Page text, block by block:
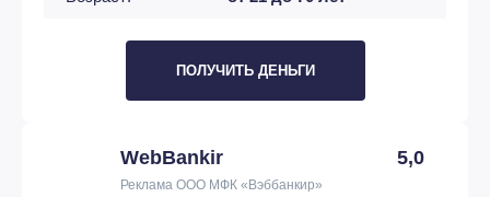
ПОЛУЧИТЬ ДЕНЬГИ
WebBankir 5,0
Реклама ООО МФК «Вэббанкир»